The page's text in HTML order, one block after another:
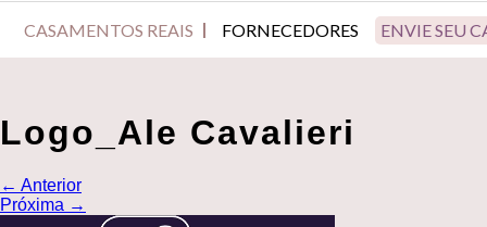
CASAMENTOS REAIS FORNECEDORES ENVIE SEU
Logo_Ale Cavalieri
← Anterior
Próxima →